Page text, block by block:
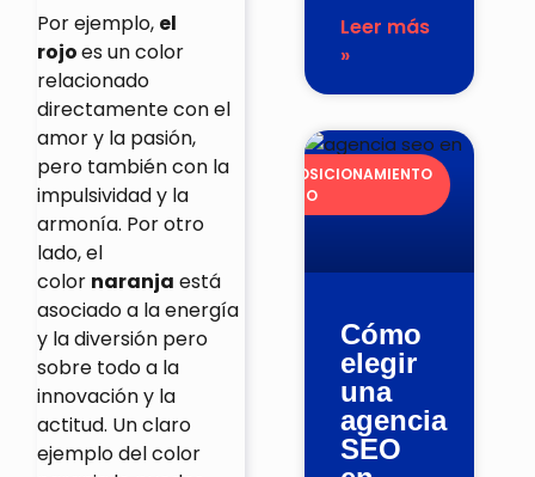
Por ejemplo, el
rojoes un color
relacionado
directamente con el
amor y la pasión,
pero también con la
impulsividad y la
armonía. Por otro
lado, el
color naranja está
asociado a la energía
y la diversión pero
sobre todo a la
innovación y la
actitud. Un claro
ejemplo del color
Leer más
»
POSICIONAMIENTO
SEO
Cómo
elegir
una
agencia
SEO